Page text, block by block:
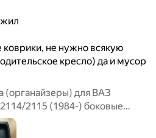
коврики, не нужно всякую
кресло) да и мусор
(органайзеры) для ВАЗ
2115 (1984-) боковые